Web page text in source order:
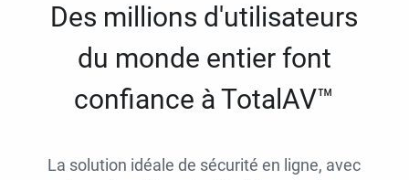
Des millions d'utilisateurs
du monde entier font
confiance à TotalAV™
La solution idéale de sécurité en ligne, avec